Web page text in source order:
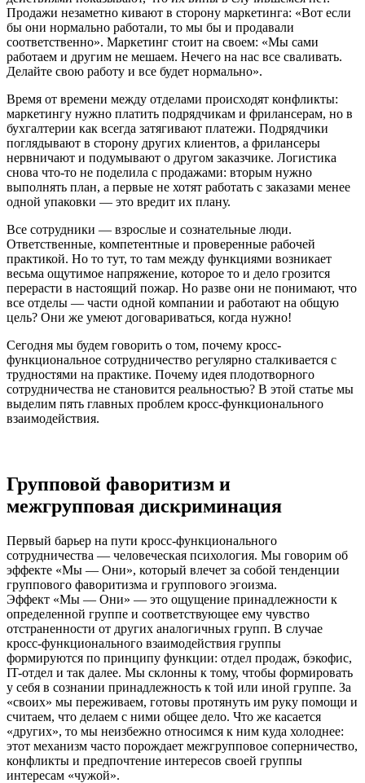
Продажи незаметно кивают в сторону маркетинга: «Вот если
бы они нормально работали, то мы бы и продавали
соответственно». Маркетинг стоит на своем: «Мы сами
работаем и другим не мешаем. Нечего на нас все сваливать.
Делайте свою работу и все будет нормально».
Время от времени между отделами происходят конфликты:
маркетингу нужно платить подрядчикам и фрилансерам, но в
бухгалтерии как всегда затягивают платежи. Подрядчики
поглядывают в сторону других клиентов, а фрилансеры
нервничают и подумывают о другом заказчике. Логистика
снова что-то не поделила с продажами: вторым нужно
выполнять план, а первые не хотят работать с заказами менее
одной упаковки — это вредит их плану.
Все сотрудники — взрослые и сознательные люди.
Ответственные, компетентные и проверенные рабочей
практикой. Но то тут, то там между функциями возникает
весьма ощутимое напряжение, которое то и дело грозится
перерасти в настоящий пожар. Но разве они не понимают, что
все отделы — части одной компании и работают на общую
цель? Они же умеют договариваться, когда нужно!
Сегодня мы будем говорить о том, почему кросс-
функциональное сотрудничество регулярно сталкивается с
трудностями на практике. Почему идея плодотворного
сотрудничества не становится реальностью? В этой статье мы
выделим пять главных проблем кросс-функционального
взаимодействия.
Групповой фаворитизм и
межгрупповая дискриминация
Первый барьер на пути кросс-функционального
сотрудничества — человеческая психология. Мы говорим об
эффекте «Мы — Они», который влечет за собой тенденции
группового фаворитизма и группового эгоизма.
Эффект «Мы — Они» — это ощущение принадлежности к
определенной группе и соответствующее ему чувство
отстраненности от других аналогичных групп. В случае
кросс-функционального взаимодействия группы
формируются по принципу функции: отдел продаж, бэкофис,
IT-отдел и так далее. Мы склонны к тому, чтобы формировать
у себя в сознании принадлежность к той или иной группе. За
«своих» мы переживаем, готовы протянуть им руку помощи и
считаем, что делаем с ними общее дело. Что же касается
«других», то мы неизбежно относимся к ним куда холоднее:
этот механизм часто порождает межгрупповое соперничество,
конфликты и предпочтение интересов своей группы
интересам «чужой».